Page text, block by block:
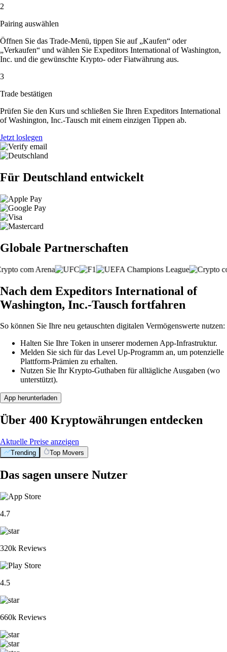
2
Pairing auswählen
Öffnen Sie das Trade-Menü, tippen Sie auf „Kaufen“ oder
„Verkaufen“ und wählen Sie Expeditors International of Washington,
Inc. und die gewünschte Krypto- oder Fiatwährung aus.
3
Trade bestätigen
Prüfen Sie den Kurs und schließen Sie Ihren Expeditors International
of Washington, Inc.-Tausch mit einem einzigen Tippen ab.
Jetzt loslegen
Für Deutschland entwickelt
Globale Partnerschaften
Nach dem Expeditors International of
Washington, Inc.-Tausch fortfahren
So können Sie Ihre neu getauschten digitalen Vermögenswerte nutzen:
Halten Sie Ihre Token in unserer modernen App-Infrastruktur.
Melden Sie sich für das Level Up-Programm an, um potenzielle
Plattform-Prämien zu erhalten.
Nutzen Sie Ihr Krypto-Guthaben für alltägliche Ausgaben (wo
unterstützt).
App herunterladen
Über 400 Kryptowährungen entdecken
Aktuelle Preise anzeigen
Trending Top Movers
Das sagen unsere Nutzer
4.7
320k Reviews
4.5
660k Reviews